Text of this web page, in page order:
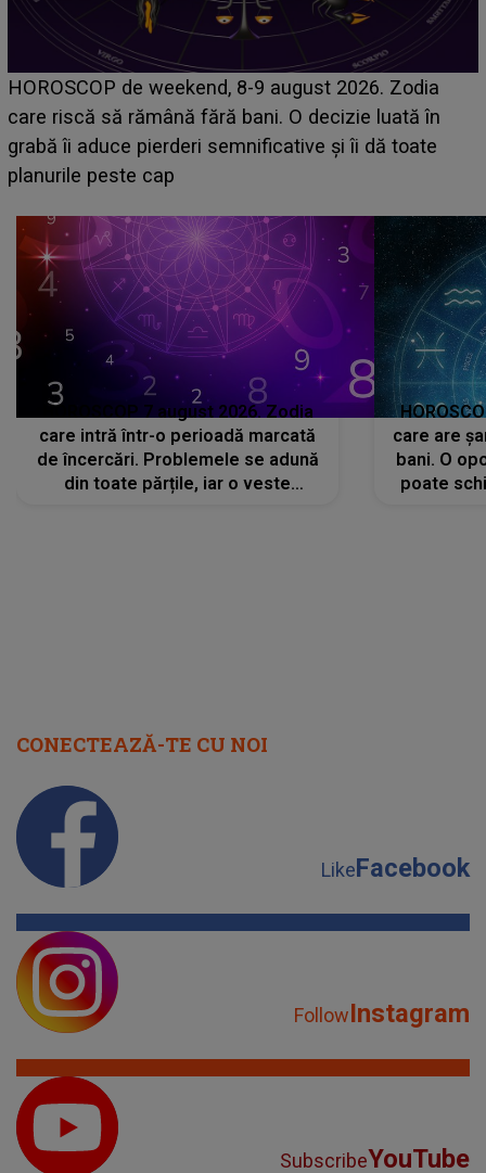
Emanuel a ținut ACEST DETALIU ASCUNS până
acum! În fața Alexandrei, concurentul din Casa Iubirii
face o MĂRTURISIRE NEAȘTEPTATĂ despre mama
sa: "I-am spus și ei în față, eu nu te iubesc pentru
HOROSCOP 7 august 2026. Zodia
care intră într-o perioadă marcată
de încercări. Problemele se adună
din toate părțile, iar o veste
care are
bani. O
poate
CONECTEAZĂ-TE CU NOI
LikeFacebook
FollowInstagram
SubscribeYouTube